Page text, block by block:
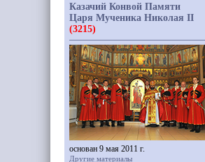
Казачий Конвой Памяти
Царя Мученика Николая II
(3215)
основан 9 мая 2011 г.
Другие материалы